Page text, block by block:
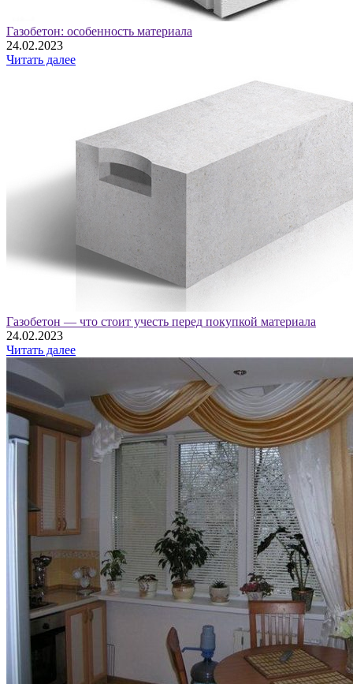
Газобетон: особенность материала
24.02.2023
Читать далее
Газобетон — что стоит учесть перед покупкой материала
24.02.2023
Читать далее